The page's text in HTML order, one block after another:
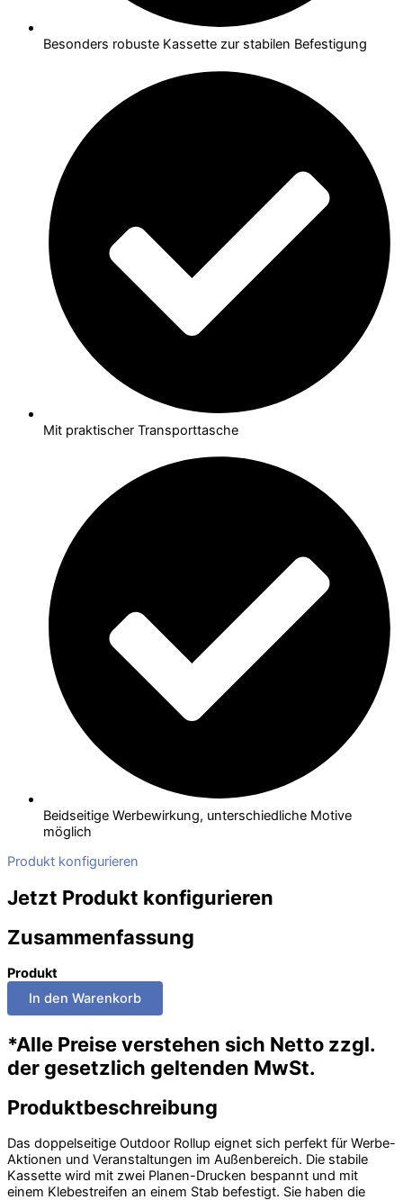
Besonders robuste Kassette zur stabilen Befestigung
Mit praktischer Transporttasche
Beidseitige Werbewirkung, unterschiedliche Motive
möglich
Produkt konfigurieren
Jetzt Produkt konfigurieren
Zusammenfassung
Produkt
*Alle Preise verstehen sich Netto zzgl.
der gesetzlich geltenden MwSt.
Produktbeschreibung
Das doppelseitige Outdoor Rollup eignet sich perfekt für Werbe-
Aktionen und Veranstaltungen im Außenbereich. Die stabile
Kassette wird mit zwei Planen-Drucken bespannt und mit
einem Klebestreifen an einem Stab befestigt. Sie haben die